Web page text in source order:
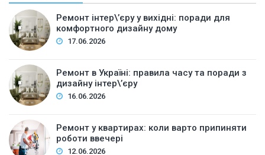
Ремонт інтер\’єру у вихідні: поради для
комфортного дизайну дому
17.06.2026
Ремонт в Україні: правила часу та поради з
дизайну інтер\’єру
16.06.2026
Ремонт у квартирах: коли варто припиняти
роботи ввечері
12.06.2026